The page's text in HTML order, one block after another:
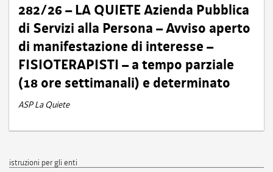
282/26 – LA QUIETE Azienda Pubblica
di Servizi alla Persona – Avviso aperto
di manifestazione di interesse –
FISIOTERAPISTI – a tempo parziale
(18 ore settimanali) e determinato
ASP La Quiete
istruzioni per gli enti